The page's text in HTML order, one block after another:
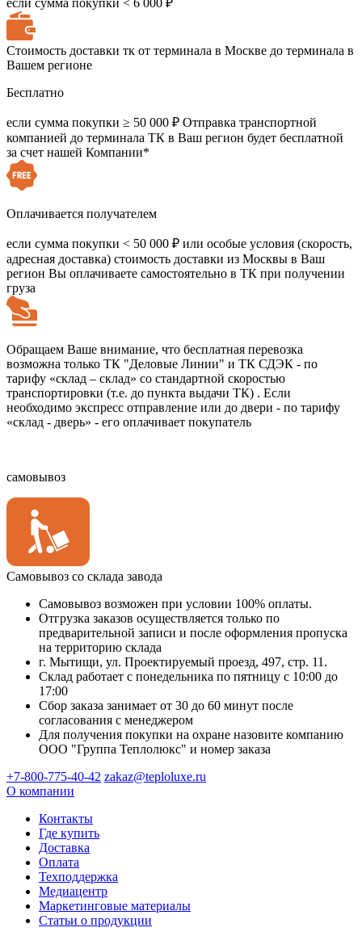
Стоимость доставки тк от терминала в Москве до терминала в
Вашем регионе
Бесплатно
если сумма покупки ≥ 50 000 ₽ Отправка транспортной
компанией до терминала ТК в Ваш регион будет бесплатной
за счет нашей Компании*
Оплачивается получателем
если сумма покупки < 50 000 ₽ или особые условия (скорость,
адресная доставка) стоимость доставки из Москвы в Ваш
регион Вы оплачиваете самостоятельно в ТК при получении
груза
Обращаем Ваше внимание, что бесплатная перевозка
возможна только ТК "Деловые Линии" и ТК СДЭК - по
тарифу «склад – склад» со стандартной скоростью
транспортировки (т.е. до пункта выдачи ТК) . Если
необходимо экспресс отправление или до двери - по тарифу
«склад - дверь» - его оплачивает покупатель
самовывоз
Самовывоз со склада завода
Самовывоз возможен при условии 100% оплаты.
Отгрузка заказов осуществляется только по
предварительной записи и после оформления пропуска
на территорию склада
г. Мытищи, ул. Проектируемый проезд, 497, стр. 11.
Склад работает с понедельника по пятницу с 10:00 до
17:00
Сбор заказа занимает от 30 до 60 минут после
согласования с менеджером
Для получения покупки на охране назовите компанию
ООО "Группа Теплолюкс" и номер заказа
+7-800-775-40-42 zakaz@teploluxe.ru
О компании
Контакты
Где купить
Доставка
Оплата
Техподдержка
Медиацентр
Маркетинговые материалы
Статьи о продукции